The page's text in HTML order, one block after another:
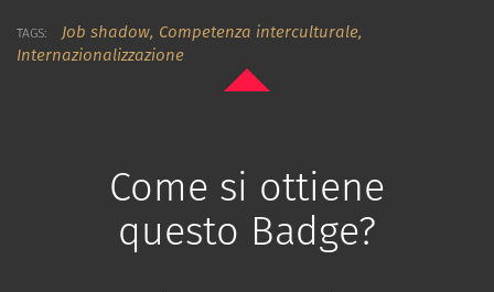
TAGS: Job shadow, Competenza interculturale,
Internazionalizzazione
Come si ottiene
questo Badge?